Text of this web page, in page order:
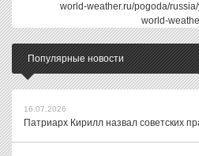
world-weather.ru/pogoda/
world-
Популярные новости
16.07.2026
Патриарх Кирилл назвал советских